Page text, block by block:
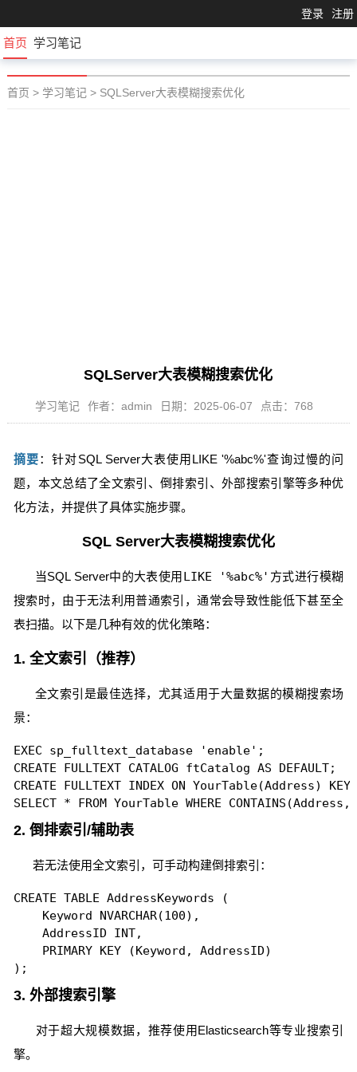
登录 注册
首页 学习笔记
首页 > 学习笔记 > SQLServer大表模糊搜索优化
SQLServer大表模糊搜索优化
学习笔记 作者：admin 日期：2025-06-07 点击：768
摘要：针对SQL Server大表使用LIKE '%abc%'查询过慢的问
题，本文总结了全文索引、倒排索引、外部搜索引擎等多种优
化方法，并提供了具体实施步骤。
SQL Server大表模糊搜索优化
当SQL Server中的大表使用 LIKE '%abc%' 方式进行模糊
搜索时，由于无法利用普通索引，通常会导致性能低下甚至全
表扫描。以下是几种有效的优化策略：
1. 全文索引（推荐）
全文索引是最佳选择，尤其适用于大量数据的模糊搜索场
景：
EXEC sp_fulltext_database 'enable';
CREATE FULLTEXT CATALOG ftCatalog AS DEFAULT;
CREATE FULLTEXT INDEX ON YourTable(Address)
2. 倒排索引/辅助表
若无法使用全文索引，可手动构建倒排索引：
CREATE TABLE AddressKeywords (
    Keyword NVARCHAR(100),
    AddressID INT,
    PRIMARY KEY (Keyword, AddressID)
3. 外部搜索引擎
对于超大规模数据，推荐使用Elasticsearch等专业搜索引
擎。